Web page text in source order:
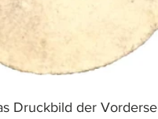
Druckbild der